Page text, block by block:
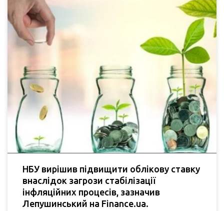
НБУ вирішив підвищити облікову ставку
внаслідок загрози стабілізації
інфляційних процесів, зазначив
Лепушинський на Finance.ua.